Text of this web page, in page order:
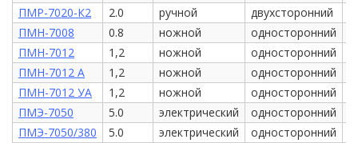
ПМР-7020-К2 2.0 ручной двухсторонний
ПМН-7008
0.8 ножной односторонний
ПМН-7012
1,2 ножной односторонний
ПМН-7012 А
1,2 ножной односторонний
ПМН-7012 УА
1,2 ножной односторонний
ПМЭ-7050
5.0 электрический односторонний
ПМЭ-7050/380
5.0 электрический односторонний